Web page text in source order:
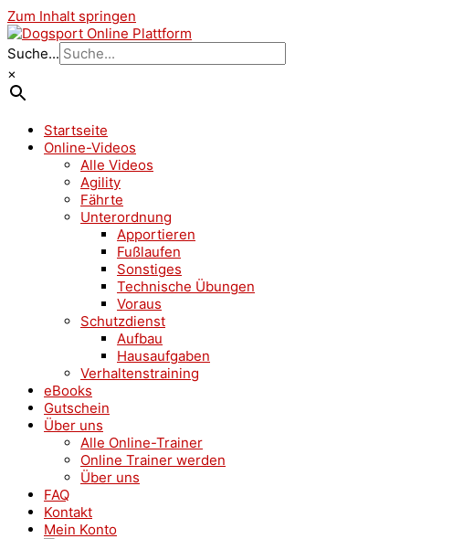
Zum Inhalt springen
Suche...
×
Startseite
Online-Videos
Alle Videos
Agility
Fährte
Unterordnung
Apportieren
Fußlaufen
Sonstiges
Technische Übungen
Voraus
Schutzdienst
Aufbau
Hausaufgaben
Verhaltenstraining
eBooks
Gutschein
Über uns
Alle Online-Trainer
Online Trainer werden
Über uns
FAQ
Kontakt
Mein Konto